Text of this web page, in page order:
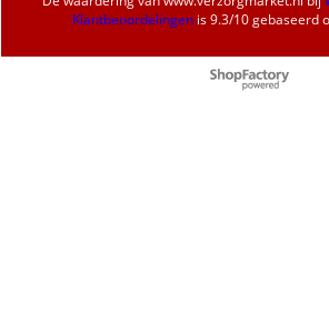
Klantbeoordelingenis9.3/10gebaseerd
Webwinkel gemaakt met
ShopFactory webwinkel